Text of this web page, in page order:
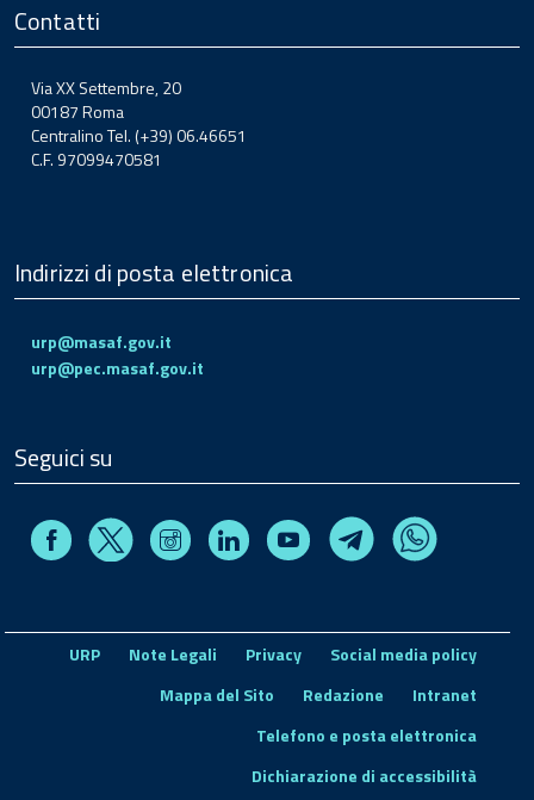
Contatti
Via XX Settembre, 20
00187 Roma
Centralino Tel. (+39) 06.46651
C.F. 97099470581
Indirizzi di posta elettronica
urp@masaf.gov.it
urp@pec.masaf.gov.it
Seguici su
FacebookX InstagramLinkedin Youtube TelegramWhatsapp
URP Note Legali Privacy
Social media policy
Mappa del Sito
Redazione
Intranet
Telefono e posta elettronica
Dichiarazione di accessibilità